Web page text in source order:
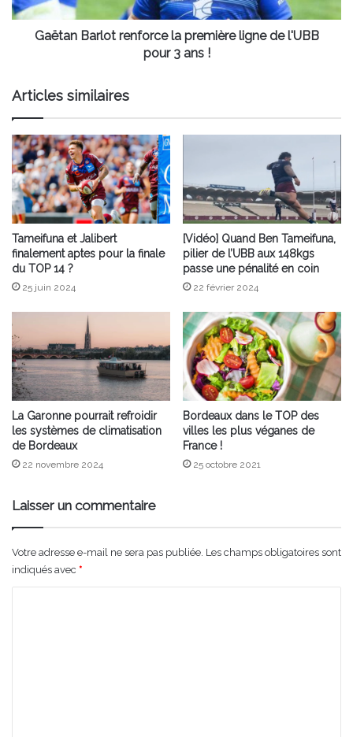
pour
Gaëtan Barlot renforce la première ligne de l'UBB
pour 3 ans !
Articles similaires
Tameifuna et Jalibert
finalement aptes pour la finale
du TOP 14 ?
25 juin 2024
[Vidéo] Quand Ben Tameifuna,
pilier de l’UBB aux 148kgs
passe une pénalité en coin
22 février 2024
La Garonne pourrait refroidir
les systèmes de climatisation
de Bordeaux
22 novembre 2024
Bordeaux dans le TOP des
villes les plus véganes de
France !
25 octobre 2021
Laisser un commentaire
Votre adresse e-mail ne sera pas publiée. Les champs obligatoires sont
indiqués avec *